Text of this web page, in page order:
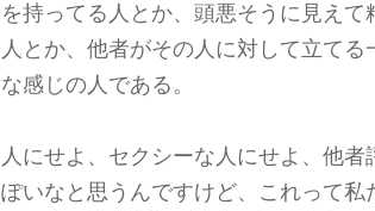
持ってる人とか、頭悪そうに見え
とか、他者がその人に対して立て
感じの人である。
にせよ、セクシーな人にせよ、他
いなと思うんですけど、これって